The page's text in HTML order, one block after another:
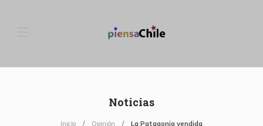
Noticias
Inicio Opinión La Patagonia vendida